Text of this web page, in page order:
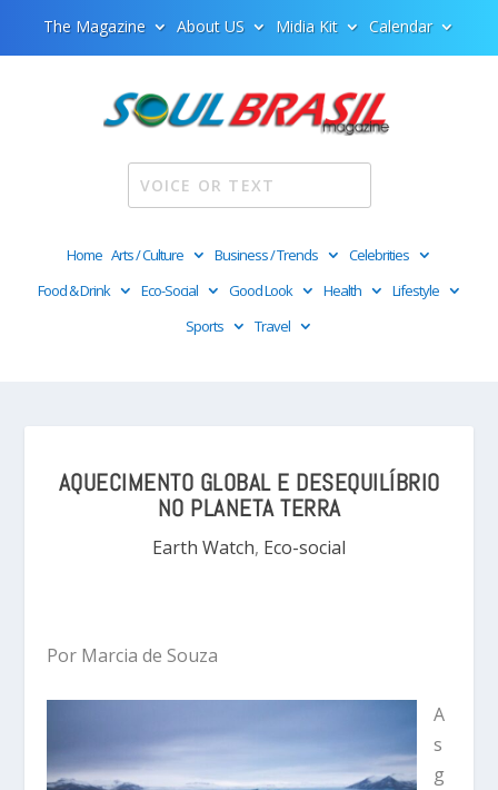
The Magazine About US Midia Kit Calendar
Home Arts / Culture Business / Trends
Celebrities
Food & Drink
Eco-Social Good Look Health
Lifestyle
Sports
Travel
AQUECIMENTO GLOBAL E DESEQUILÍBRIO
NO PLANETA TERRA
Earth Watch, Eco-social
Por Marcia de Souza
A
s
g